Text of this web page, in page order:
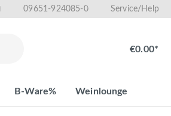
09651-924085-0 Service/Help
€0.00*
B-Ware% Weinlounge